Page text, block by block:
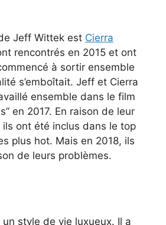
Jeff Wittek est Cierra
rencontrés en 2015 et ont
à sortir ensemble
s’emboîtait. Jeff et Cierra
ensemble dans le film
en 2017. En raison de leur
ont été inclus dans le top
plus hot. Mais en 2018, ils
de leurs problèmes.
style de vie luxueux. Il a